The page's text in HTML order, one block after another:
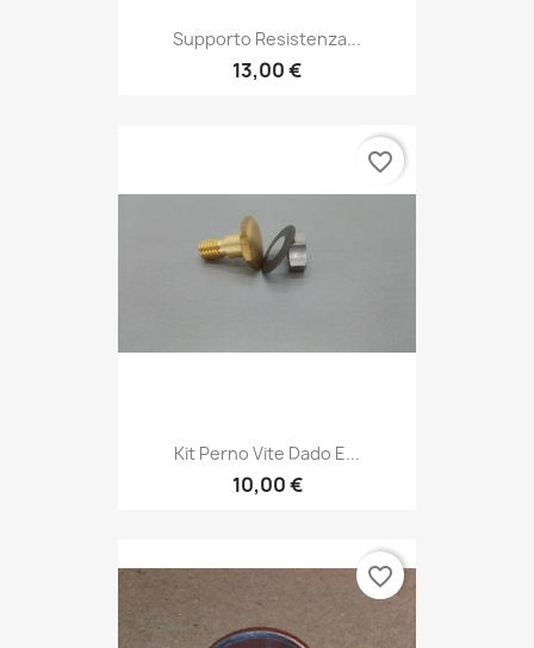
Supporto Resistenza...
13,00 €
Kit Perno Vite Dado E...
10,00 €
favorite_border
favorite_border